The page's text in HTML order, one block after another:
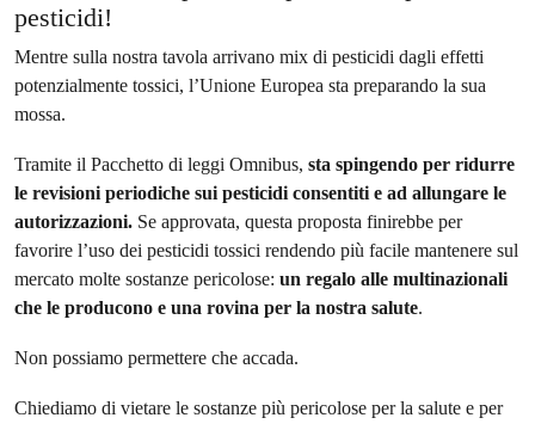
pesticidi!
Mentre sulla nostra tavola arrivano mix di pesticidi dagli effetti
potenzialmente tossici, l’Unione Europea sta preparando la sua
mossa.
Tramite il Pacchetto di leggi Omnibus, sta spingendo per ridurre
le revisioni periodiche sui pesticidi consentiti e ad allungare le
autorizzazioni. Se approvata, questa proposta finirebbe per
favorire l’uso dei pesticidi tossici rendendo più facile mantenere sul
mercato molte sostanze pericolose: un regalo alle multinazionali
che le producono e una rovina per la nostra salute.
Non possiamo permettere che accada.
Chiediamo di vietare le sostanze più pericolose per la salute e per